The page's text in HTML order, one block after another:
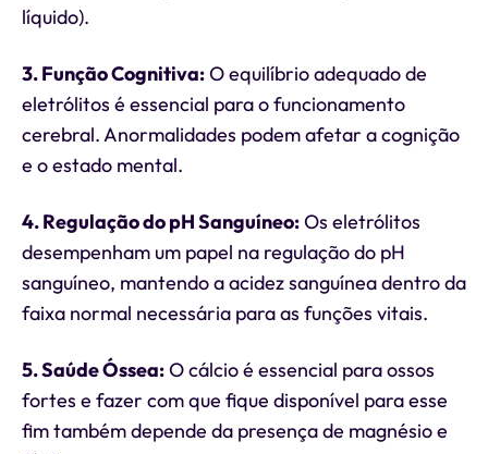
líquido).
3. Função Cognitiva:O equilíbrio adequado de
eletrólitos é essencial para o funcionamento
cerebral. Anormalidades podem afetar a cognição
e o estado mental.
4. Regulação do pH Sanguíneo:Os eletrólitos
desempenham um papel na regulação do pH
sanguíneo, mantendo a acidez sanguínea dentro da
faixa normal necessária para as funções vitais.
5. Saúde Óssea:O cálcio é essencial para ossos
fortes e fazer com que fique disponível para esse
fim também depende da presença de magnésio e